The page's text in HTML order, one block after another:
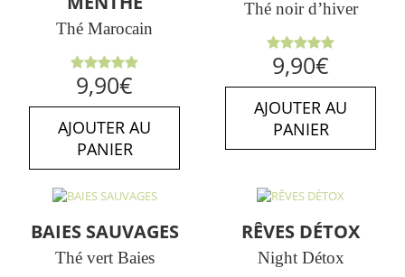
Thé Marocain
Note5.00
sur 5
9,90€
AJOUTER AU
PANIER
Thé noir d’hiver
Note5.00
sur 5
9,90€
AJOUTER AU
PANIER
BAIES SAUVAGES
Thé vert Baies
RÊVES DÉTOX
Night Détox